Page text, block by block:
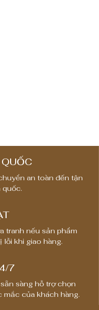
an toàn đến tận
quốc.
tranh nếu sản phẩm
khi giao hàng.
7
sàng hỗ trợ chọn
mắc của khách hàng.